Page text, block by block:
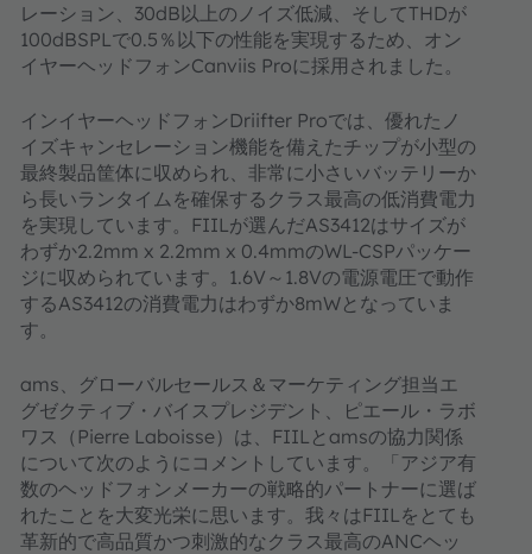
レーション、30dB以上のノイズ低減、そしてTHDが
100dBSPLで0.5％以下の性能を実現するため、オン
イヤーヘッドフォンCanviis Proに採用されました。
インイヤーヘッドフォンDriifter Proでは、優れたノ
イズキャンセレーション機能を備えたチップが小型の
最終製品筐体に収められ、非常に小さいバッテリーか
ら長いランタイムを確保するクラス最高の低消費電力
を実現しています。FIILが選んだAS3412はサイズが
わずか2.2mm x 2.2mm x 0.4mmのWL-CSPパッケー
ジに収められています。1.6V～1.8Vの電源電圧で動作
するAS3412の消費電力はわずか8mWとなっていま
す。
ams、グローバルセールス＆マーケティング担当エ
グゼクティブ・バイスプレジデント、ピエール・ラボ
ワス（Pierre Laboisse）は、FIILとamsの協力関係
について次のようにコメントしています。「アジア有
数のヘッドフォンメーカーの戦略的パートナーに選ば
れたことを大変光栄に思います。我々はFIILをとても
革新的で高品質かつ刺激的なクラス最高のANCヘッ